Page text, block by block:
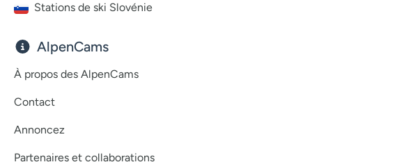
Stations de ski Slovénie
AlpenCams
À propos des AlpenCams
Contact
Annoncez
Partenaires et collaborations